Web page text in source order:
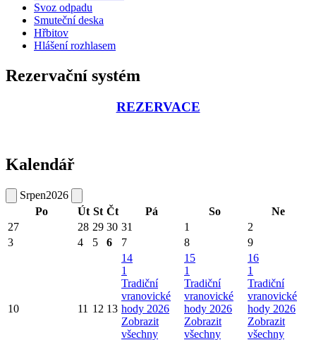
Svoz odpadu
Smuteční deska
Hřbitov
Hlášení rozhlasem
Rezervační systém
REZERVACE
Kalendář
Srpen2026
Po
Út St Čt Pá So
Ne
27
28 29 30 31 1
2
3
4 5 6 7 8 9
10 11 12 13
14
1
Tradiční
vranovické
hody 2026
Zobrazit
všechny
15
1
Tradiční
vranovické
hody 2026
Zobrazit
všechny
16
1
Tradiční
vranovické
hody 2026
Zobrazit
všechny